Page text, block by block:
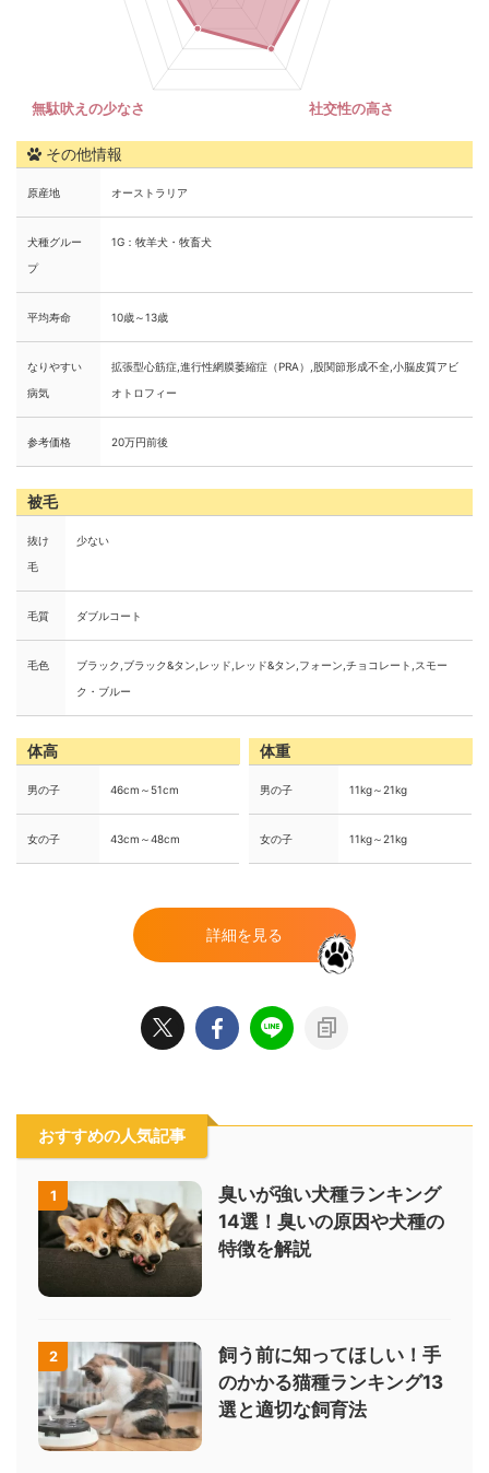
その他情報
原産地 オーストラリア
犬種グルー
プ
1G：牧羊犬・牧畜犬
平均寿命 10歳～13歳
なりやすい
病気
拡張型心筋症,進行性網膜萎縮症（PRA）,股関節形成不全,小脳皮質アビ
オトロフィー
参考価格 20万円前後
被毛
抜け
毛
少ない
毛質 ダブルコート
毛色
ブラック,ブラック&タン,レッド,レッド&タン,フォーン,チョコレート,スモー
ク・ブルー
体高
男の子 46cm～51cm
女の子 43cm～48cm
体重
男の子 11kg～21kg
女の子 11kg～21kg
詳細を見る
おすすめの人気記事
1
臭いが強い犬種ランキング
14選！臭いの原因や犬種の
特徴を解説
2
飼う前に知ってほしい！手
のかかる猫種ランキング13
選と適切な飼育法